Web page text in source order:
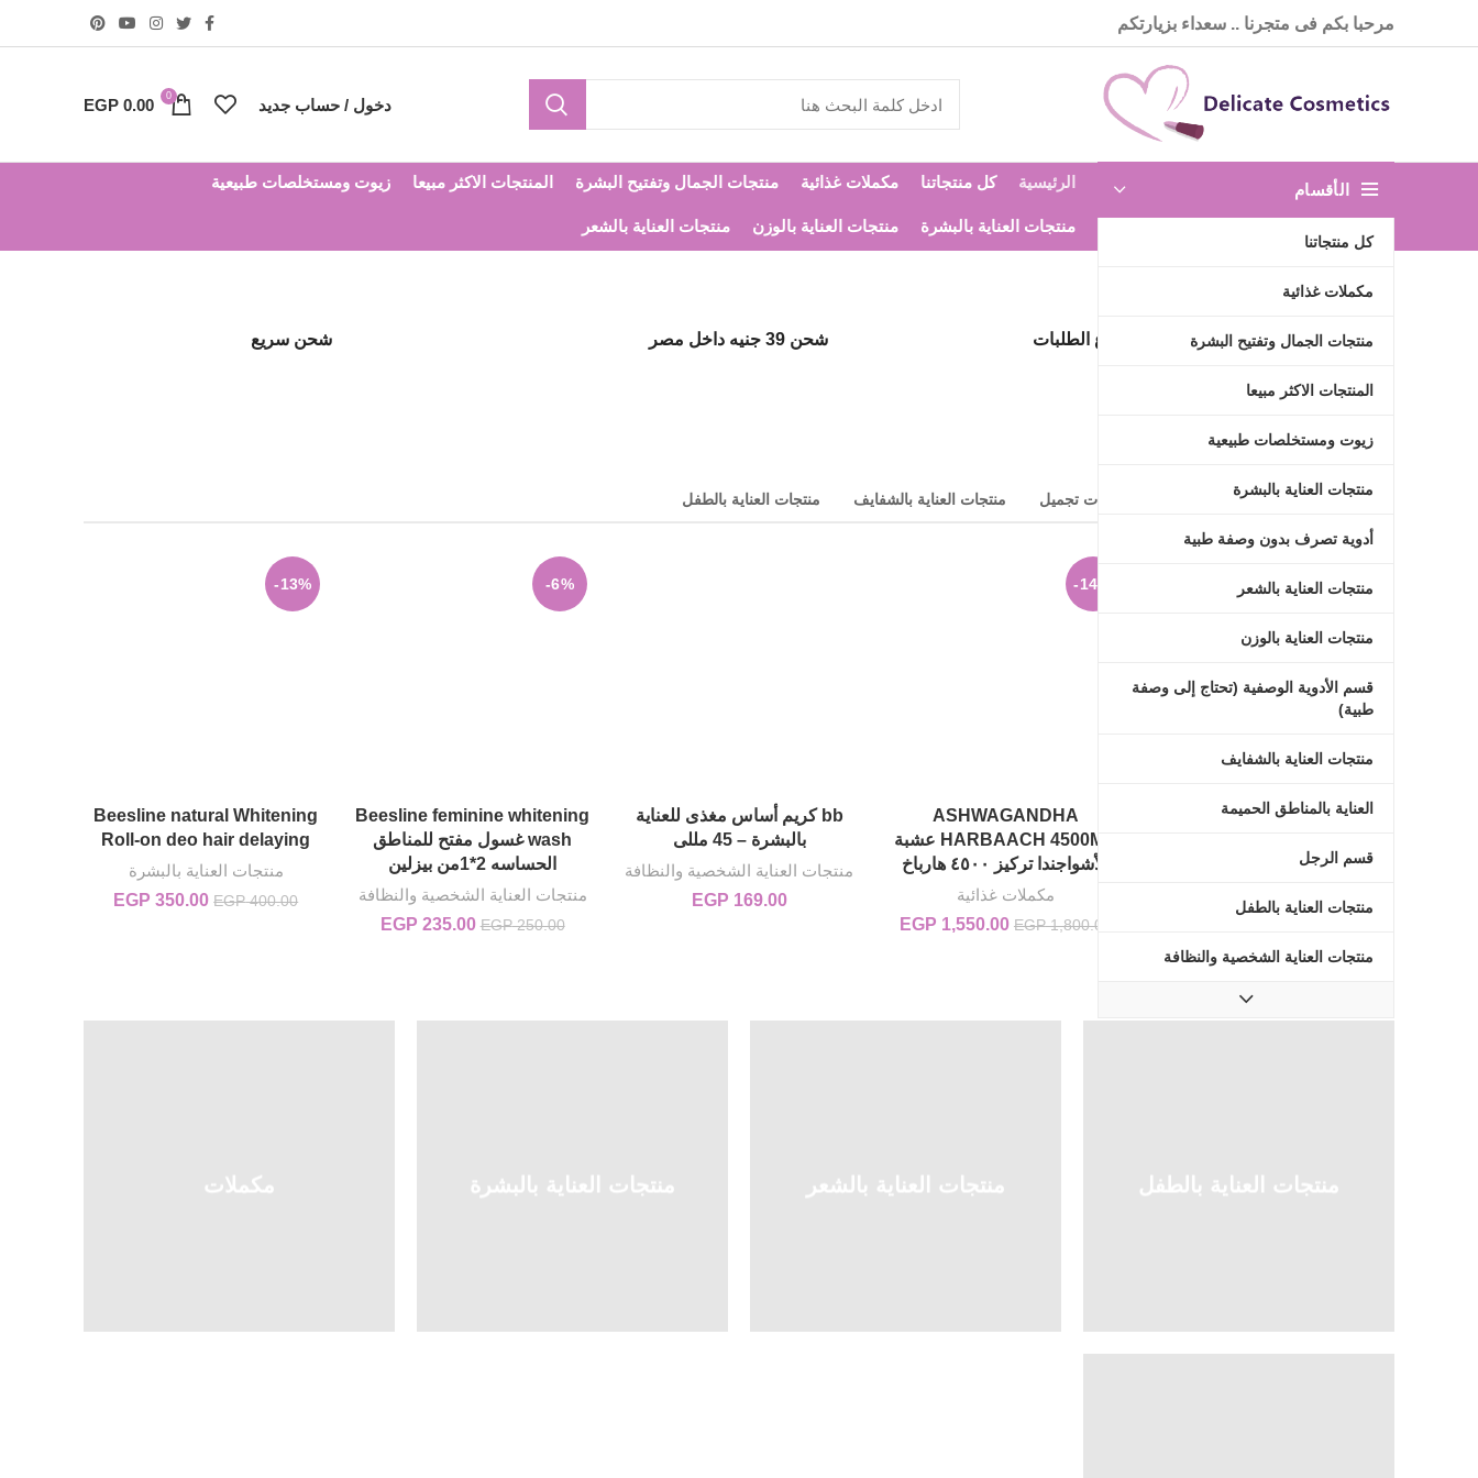
مرحبا بكم فى متجرنا .. سعداء بزيارتكم
دخول / حساب جديد 0
EGP 0.00
الأقسام
كل منتجاتنا
مكملات غذائية
منتجات الجمال وتفتيح البشرة
المنتجات الاكثر مبيعا
زيوت ومستخلصات طبيعية
منتجات العناية بالبشرة
أدوية تصرف بدون وصفة طبية
منتجات العناية بالشعر
منتجات العناية بالوزن
قسم الأدوية الوصفية (تحتاج إلى وصفة
طبية)
منتجات العناية بالشفايف
العناية بالمناطق الحميمة
قسم الرجل
منتجات العناية بالطفل
منتجات العناية الشخصية والنظافة
الرئيسية كل منتجاتنا مكملات غذائية منتجات الجمال وتفتيح البشرة المنتجات الاكثر مبيعا زيوت ومستخلصات طبيعية
منتجات العناية بالبشرة منتجات العناية بالوزن منتجات العناية بالشعر
شحن سريع شحن 39 جنيه داخل مصر
ضمان خصوصية البيانات واسترجاع الطلبات
منتجاتنا مكملات غذائية مكياج وأدوات تجميل منتجات العناية بالشفايف منتجات العناية بالطفل
-17%
Arm And Hammer Ultramax
ماكس الامريكي
منتجات العناية الشخصية والنظافة
EGP420.00 السعر الأصلي هو: EGP 420.00.
EGP 350.00 السعر الحالي هو: EGP 350.00.
-14%
ASHWAGANDHA
HARBAACH 4500MG عشبة
الأشواجندا تركيز ٤٥٠٠ هارباخ
مكملات غذائية
EGP1,800.00 السعر الأصلي هو: EGP 1,800.00.
EGP 1,550.00
bb كريم أساس مغذى للعناية
بالبشرة – 45 مللى
منتجات العناية الشخصية والنظافة
EGP 169.00
-6%
Beesline feminine whitening
wash غسول مفتح للمناطق
الحساسه 2*1من بيزلين
منتجات العناية الشخصية والنظافة
EGP250.00 السعر الأصلي هو: EGP 250.00.
EGP 235.00
-13%
Beesline natural Whitening
Roll-on deo hair delaying
منتجات العناية بالبشرة
EGP400.00
السعر الأصلي هو:
EGP 350.00
منتجات العناية بالطفل منتجات العناية بالشعر منتجات العناية بالبشرة مكملات